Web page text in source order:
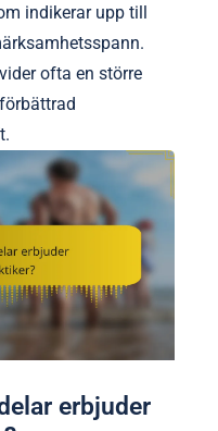
indikerar upp till
ofta en större
erbjuder